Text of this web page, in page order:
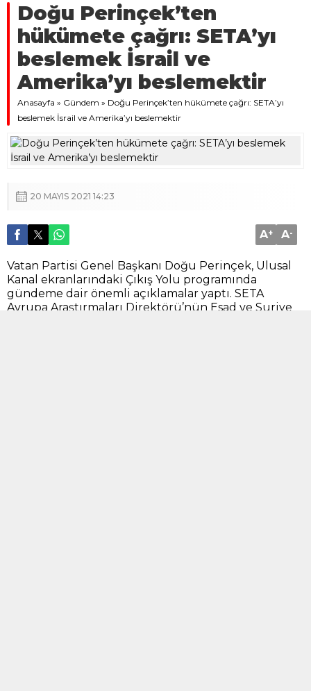
Doğu Perinçek’ten
hükümete çağrı: SETA’yı
beslemek İsrail ve
Amerika’yı beslemektir
Anasayfa » Gündem » Doğu Perinçek’ten hükümete çağrı: SETA’yı
beslemek İsrail ve Amerika’yı beslemektir
20 MAYIS 2021 14:23
A+ A-
Vatan Partisi Genel Başkanı Doğu Perinçek, Ulusal
Kanal ekranlarındaki Çıkış Yolu programında
gündeme dair önemli açıklamalar yaptı. SETA
Avrupa Araştırmaları Direktörü’nün Esad ve Suriye